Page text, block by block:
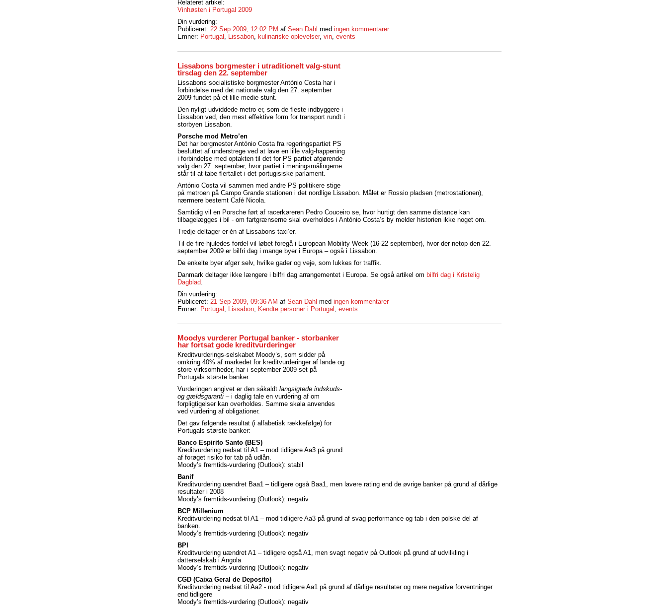
Relateret artikel:
Vinhøsten i Portugal 2009
Din vurdering:
Publiceret: 22 Sep 2009, 12:02 PM af Sean Dahl med ingen kommentarer
Emner: Portugal , Lissabon, kulinariske oplevelser, vin, events
Lissabons borgmester i utraditionelt valg-stunt
tirsdag den 22. september
Lissabons socialistiske borgmester António Costa har i
forbindelse med det nationale valg den 27. september
2009 fundet på et lille medie-stunt.
Den nyligt udviddede metro er, som de fleste indbyggere i
Lissabon ved, den mest effektive form for transport rundt i
storbyen Lissabon.
Porsche mod Metro’en
Det har borgmester António Costa fra regeringspartiet PS
besluttet af understrege ved at lave en lille valg-happening
i forbindelse med optakten til det for PS partiet afgørende
valg den 27. september, hvor partiet i meningsmålingerne
står til at tabe flertallet i det portugisiske parlament.
António Costa vil sammen med andre PS politikere stige
på metroen på Campo Grande stationen i det nordlige Lissabon. Målet er Rossio pladsen (metrostationen),
nærmere bestemt Café Nicola.
Samtidig vil en Porsche ført af racerkøreren Pedro Couceiro se, hvor hurtigt den samme distance kan
tilbagelægges i bil - om fartgrænserne skal overholdes i António Costa’s by melder historien ikke noget om.
Tredje deltager er én af Lissabons taxi’er.
Til de fire-hjuledes fordel vil løbet foregå i European Mobility Week (16-22 september), hvor der netop den 22.
september 2009 er bilfri dag i mange byer i Europa – også i Lissabon.
De enkelte byer afgør selv, hvilke gader og veje, som lukkes for traffik.
Danmark deltager ikke længere i bilfri dag arrangementet i Europa. Se også artikel om bilfri dag i Kristelig
Dagblad
Din vurdering:
Publiceret: 21 Sep 2009, 09:36 AM af Sean Dahl med ingen kommentarer
Emner: Portugal Lissabon Kendte personer i Portugal events
Moodys vurderer Portugal banker - storbanker
har fortsat gode kreditvurderinger
Kreditvurderings-selskabet Moody’s, som sidder på
omkring 40% af markedet for kreditvurderinger af lande og
store virksomheder, har i september 2009 set på
Portugals største banker.
Vurderingen angivet er den såkaldt langsigtede indskuds-
og gældsgaranti – i daglig tale en vurdering af om
forpligtigelser kan overholdes. Samme skala anvendes
ved vurdering af obligationer.
Det gav følgende resultat (i alfabetisk rækkefølge) for
Portugals største banker:
Banco Espirito Santo (BES)
Kreditvurdering nedsat til A1 – mod tidligere Aa3 på grund
af forøget risiko for tab på udlån.
Moody’s fremtids-vurdering (Outlook): stabil
Banif
Kreditvurdering uændret Baa1 – tidligere også Baa1, men lavere rating end de øvrige banker på grund af dårlige
resultater i 2008
Moody’s fremtids-vurdering (Outlook): negativ
BCP Millenium
Kreditvurdering nedsat til A1 – mod tidligere Aa3 på grund af svag performance og tab i den polske del af
banken.
Moody’s fremtids-vurdering (Outlook): negativ
BPI
Kreditvurdering uændret A1 – tidligere også A1, men svagt negativ på Outlook på grund af udvilkling i
datterselskab i Angola
Moody’s fremtids-vurdering (Outlook): negativ
CGD (Caixa Geral de Deposito)
Kreditvurdering nedsat til Aa2 - mod tidligere Aa1 på grund af dårlige resultater og mere negative forventninger
end tidligere
Moody’s fremtids-vurdering (Outlook): negativ